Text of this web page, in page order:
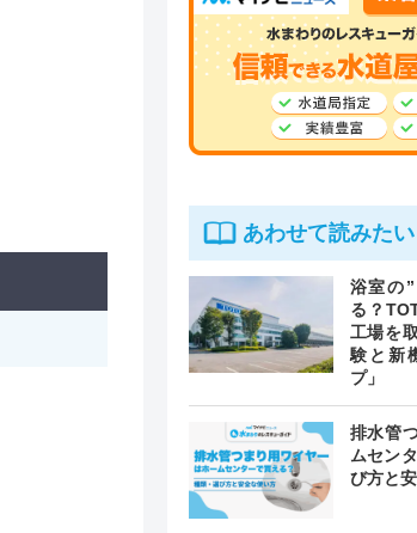
あわせて読みたい
浴室の
る？
工場を
験と新
プ」
排水管
ムセン
び方と